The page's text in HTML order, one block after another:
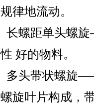
规律地流动。
长螺距单头螺
性 好的物料。
多头带状螺旋
螺旋叶片构成，